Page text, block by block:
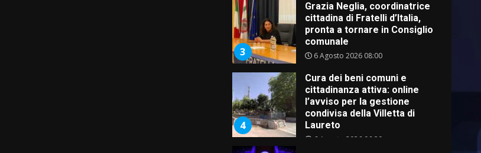
3
Grazia Neglia, coordinatrice
cittadina di Fratelli d’Italia,
pronta a tornare in Consiglio
comunale
6 Agosto 2026 08:00
4
Cura dei beni comuni e
cittadinanza attiva: online
l’avviso per la gestione
condivisa della Villetta di
Laureto
6 Agosto 2026 06:20